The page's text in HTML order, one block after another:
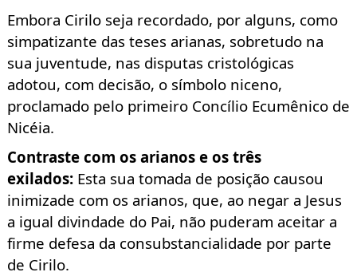
Embora Cirilo seja recordado, por alguns, como
simpatizante das teses arianas, sobretudo na
sua juventude, nas disputas cristológicas
adotou, com decisão, o símbolo niceno,
proclamado pelo primeiro Concílio Ecumênico de
Nicéia.
Contraste com os arianos e os três
exilados: Esta sua tomada de posição causou
inimizade com os arianos, que, ao negar a Jesus
a igual divindade do Pai, não puderam aceitar a
firme defesa da consubstancialidade por parte
de Cirilo.